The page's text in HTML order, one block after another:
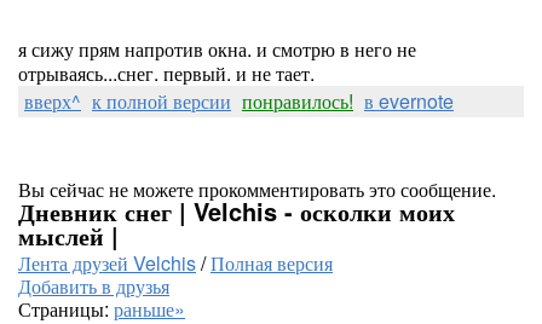
я сижу прям напротив окна. и смотрю в него не
отрываясь...снег. первый. и не тает.
вверх^ к полной версии понравилось! в evernote
Вы сейчас не можете прокомментировать это сообщение.
Дневник снег | Velchis - осколки моих
мыслей |
Лента друзей Velchis/Полная версия
Добавить в друзья
Страницы: раньше»